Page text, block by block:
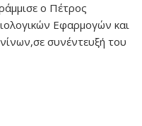
ο Πέτρος
Εφαρμογών και
συνέντευξή του